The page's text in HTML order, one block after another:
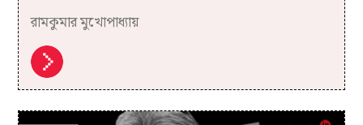
রামকুমার মুখোপাধ্যায়